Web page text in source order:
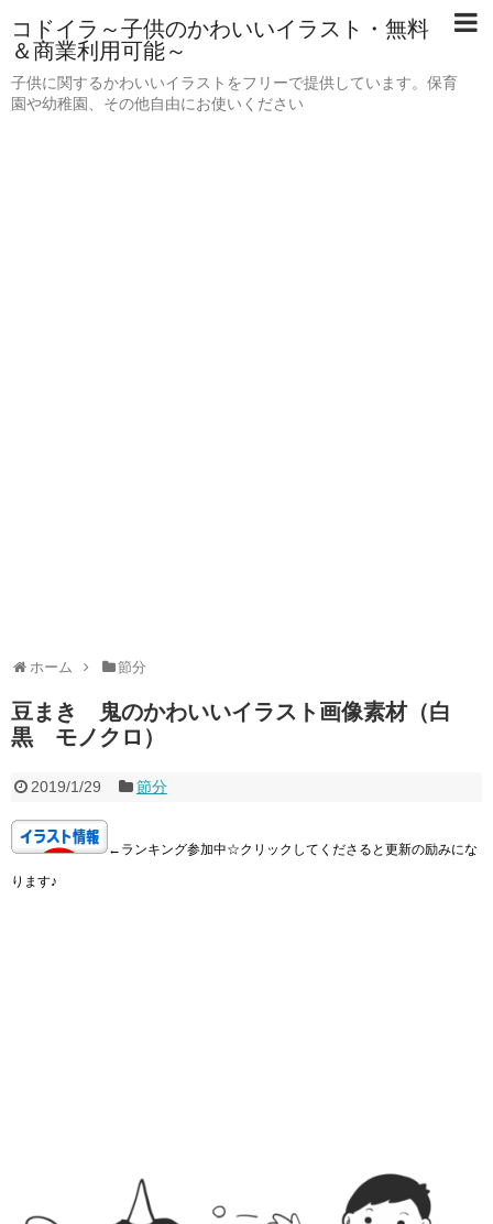
コドイラ～子供のかわいいイラスト・無料
＆商業利用可能～
子供に関するかわいいイラストをフリーで提供しています。保育
園や幼稚園、その他自由にお使いください
ホーム 節分
豆まき 鬼のかわいいイラスト画像素材（白
黒 モノクロ）
2019/1/29 節分
←ランキング参加中☆クリックしてくださると更新の励みにな
ります♪